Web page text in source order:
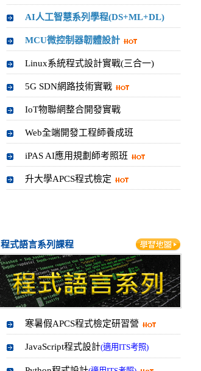
AI人工智慧系列學程(DS+ML+DL)
MCU微控制器韌體設計
Linux系統程式設計實戰(三合一)
5G SDN網路技術實戰
IoT物聯網整合開發實戰
Web全端開發工程師養成班
iPAS AI應用規劃師考照班
升大學APCS程式檢定
程式語言系列課程
寒暑假APCS程式檢定研習營
JavaScript程式設計(適用ITS考照)